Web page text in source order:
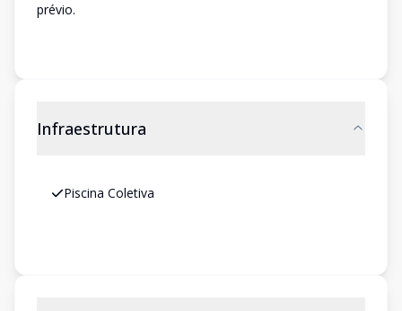
prévio.
Infraestrutura
Piscina Coletiva